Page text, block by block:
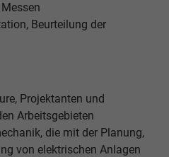
Beurteilung der
Projektanten und
Arbeitsgebieten
die mit der Planung,
von elektrischen Anlagen